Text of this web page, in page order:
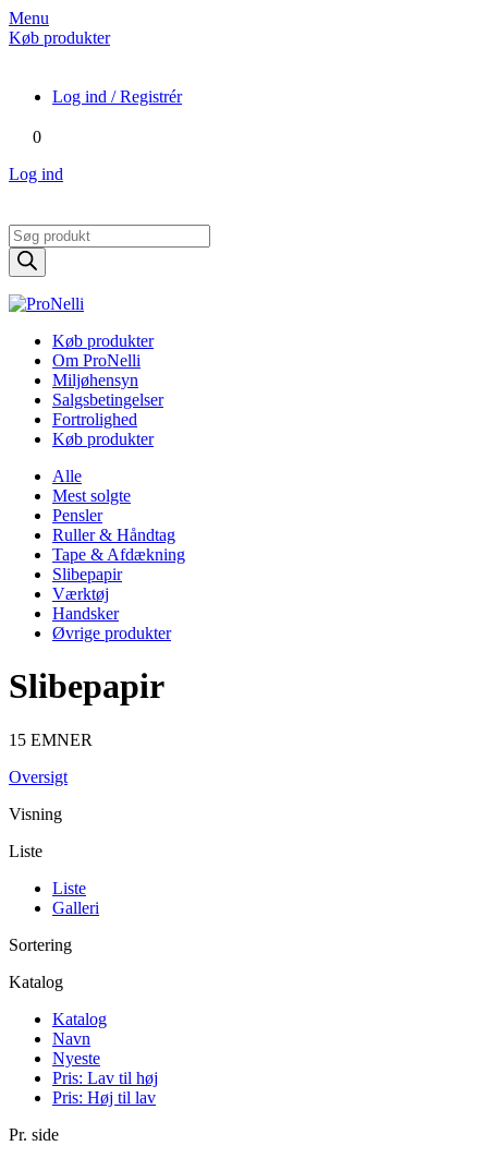
Menu
Køb produkter
Log ind / Registrér
0
Log ind
Products
search
Køb produkter
Om ProNelli
Miljøhensyn
Salgsbetingelser
Fortrolighed
Køb produkter
Alle
Mest solgte
Pensler
Ruller & Håndtag
Tape & Afdækning
Slibepapir
Værktøj
Handsker
Øvrige produkter
Slibepapir
15 EMNER
Oversigt
Visning
Liste
Liste
Galleri
Sortering
Katalog
Katalog
Navn
Nyeste
Pris: Lav til høj
Pris: Høj til lav
Pr. side